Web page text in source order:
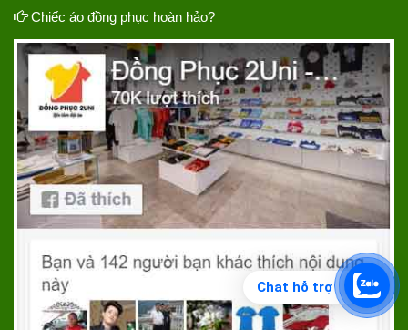
Chiếc áo đồng phục hoàn hảo?
Chat hỗ trợ